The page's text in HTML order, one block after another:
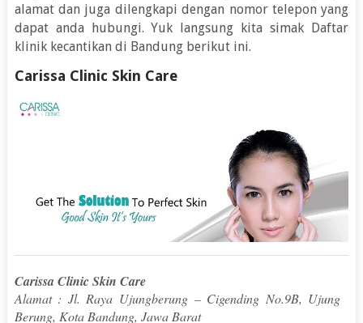
alamat dan juga dilengkapi dengan nomor telepon yang
dapat anda hubungi. Yuk langsung kita simak Daftar
klinik kecantikan di Bandung berikut ini.
Carissa Clinic Skin Care
Carissa Clinic Skin Care
Alamat : Jl. Raya Ujungberung – Cigending No.9B, Ujung
Berung, Kota Bandung, Jawa Barat